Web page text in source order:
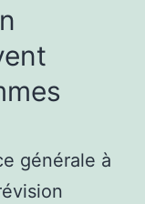
générale à